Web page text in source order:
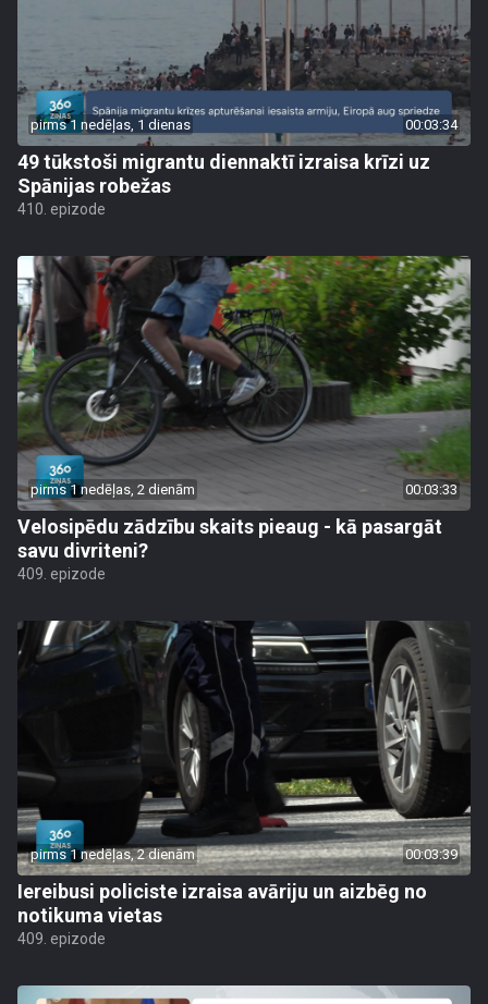
pirms 1 nedēļas, 1 dienas 00:03:34
49 tūkstoši migrantu diennaktī izraisa krīzi uz
Spānijas robežas
410. epizode
pirms 1 nedēļas, 2 dienām 00:03:33
Velosipēdu zādzību skaits pieaug - kā pasargāt
savu divriteni?
409. epizode
pirms 1 nedēļas, 2 dienām 00:03:39
Iereibusi policiste izraisa avāriju un aizbēg no
notikuma vietas
409. epizode